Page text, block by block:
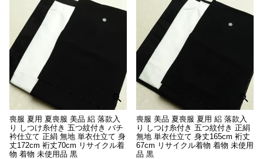
喪服 夏用 夏喪服 美品 絽 落款入
り しつけ糸付き 五つ紋付き バチ
衿仕立て 正絹 無地 単衣仕立て 身
丈172cm 裄丈70cm リサイクル着
物 着物 未使用品 黒
喪服 美品 夏喪服 夏用 絽 落款入
り しつけ糸付き 五つ紋付き 正絹
無地 単衣仕立て 身丈165cm 裄丈
67cm リサイクル着物 着物 未使用
品 黒